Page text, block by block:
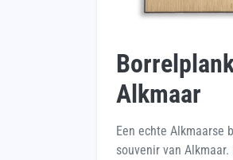
Alkmaar
Een echte Alkmaarse
souvenir van